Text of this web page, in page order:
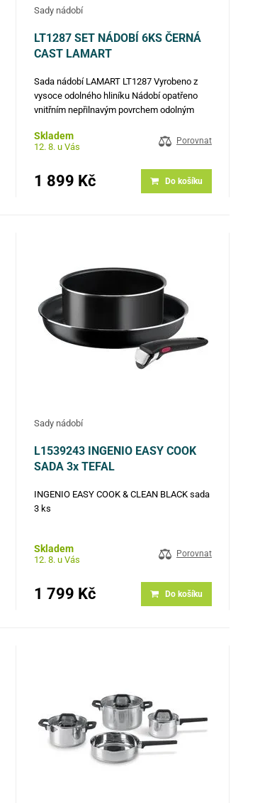
Sady nádobí
LT1287 SET NÁDOBÍ 6KS ČERNÁ
CAST LAMART
Sada nádobí LAMART LT1287 Vyrobeno z
vysoce odolného hliníku Nádobí opatřeno
vnitřním nepřilnavým povrchem odolným
velmi elegantními úchyty pro větší
bezpečnost, funkčnost a pohodlí Poklice z
Skladem
12. 8. u Vás
Porovnat
1 899 Kč Do košíku
Sady nádobí
L1539243 INGENIO EASY COOK
SADA 3x TEFAL
INGENIO EASY COOK & CLEAN BLACK sada
3 ks
Skladem
12. 8. u Vás
Porovnat
1 799 Kč Do košíku